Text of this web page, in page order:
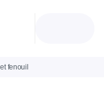
fenouil